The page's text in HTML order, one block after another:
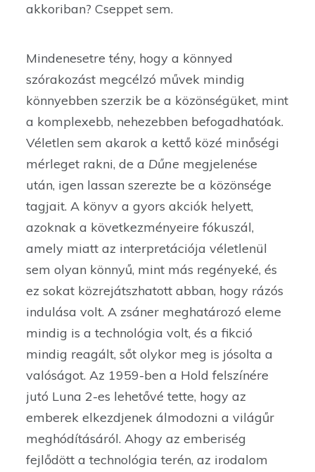
akkoriban? Cseppet sem.
Mindenesetre tény, hogy a könnyed
szórakozást megcélzó művek mindig
könnyebben szerzik be a közönségüket, mint
a komplexebb, nehezebben befogadhatóak.
Véletlen sem akarok a kettő közé minőségi
mérleget rakni, de a Dűne megjelenése
után, igen lassan szerezte be a közönsége
tagjait. A könyv a gyors akciók helyett,
azoknak a következményeire fókuszál,
amely miatt az interpretációja véletlenül
sem olyan könnyű, mint más regényeké, és
ez sokat közrejátszhatott abban, hogy rázós
indulása volt. A zsáner meghatározó eleme
mindig is a technológia volt, és a fikció
mindig reagált, sőt olykor meg is jósolta a
valóságot. Az 1959-ben a Hold felszínére
jutó Luna 2-es lehetővé tette, hogy az
emberek elkezdjenek álmodozni a világűr
meghódításáról. Ahogy az emberiség
fejlődött a technológia terén, az irodalom